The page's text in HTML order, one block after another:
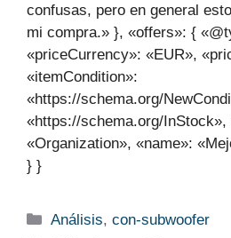
confusas, pero en general
mi compra.» }, «offers»: {
«priceCurrency»: «EUR»,
«itemCondition»:
«https://schema.org/
«https://schema.org/
«Organization», «name»:
} }
Categorías
Análisis,con-subwoofer